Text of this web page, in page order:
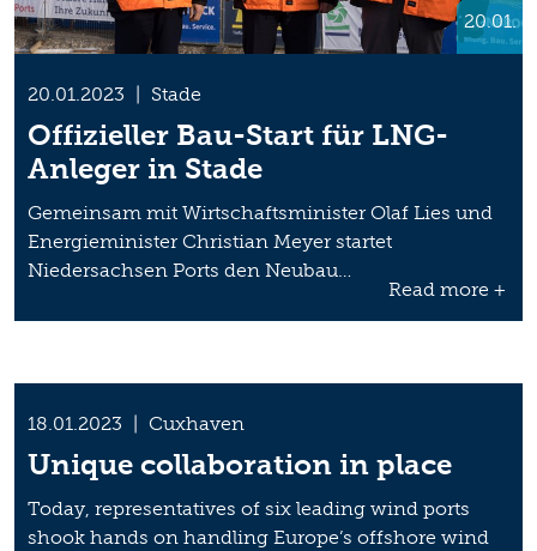
20.01.
20.01.2023 | Stade
Offizieller Bau-Start für LNG-
Anleger in Stade
Gemeinsam mit Wirtschaftsminister Olaf Lies und
Energieminister Christian Meyer startet
Niedersachsen Ports den Neubau…
Read more +
18.01.2023 | Cuxhaven
Unique collaboration in place
Today, representatives of six leading wind ports
shook hands on handling Europe’s offshore wind